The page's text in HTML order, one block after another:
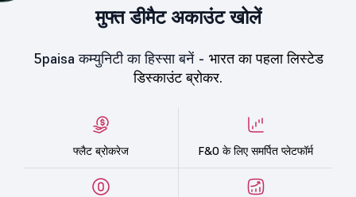
मुफ्त डीमैट अकाउंट खोलें
5paisa कम्युनिटी का हिस्सा बनें - भारत का पहला लिस्टेड
डिस्काउंट ब्रोकर.
फ्लैट ब्रोकरेज F&O के लिए समर्पित प्लेटफॉर्म